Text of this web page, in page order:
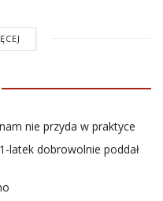
nie przyda w praktyce
latek dobrowolnie poddał